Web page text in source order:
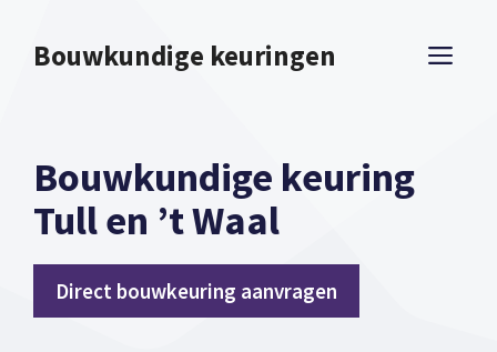
naarBouwkundige keuringen
Bouwkundige keuring
Tull en ’t Waal
Direct bouwkeuring aanvragen